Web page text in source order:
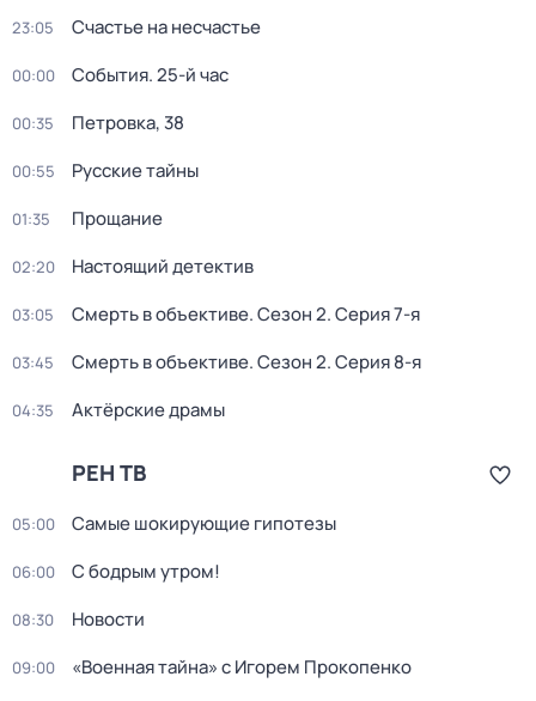
23:05 Счастье на несчастье
00:00 События. 25-й час
00:35 Петровка, 38
00:55 Русские тайны
01:35 Прощание
02:20 Настоящий детектив
03:05 Смерть в объективе. Сезон 2. Серия 7-я
03:45 Смерть в объективе. Сезон 2. Серия 8-я
04:35 Актёрские драмы
РЕН ТВ
05:00 Самые шoкиpующие гипотезы
06:00 С бодрым утром!
08:30 Новости
09:00 «Военная тайна» с Игорем Прокопенко